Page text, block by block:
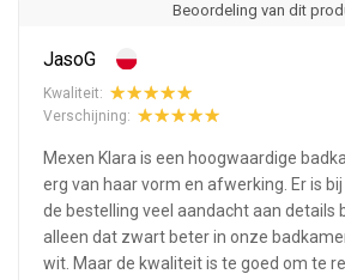
Beoordeling van dit
JasoG
Kwaliteit:
Verschijning:
Mexen Klara is een hoogwaardige
erg van haar vorm en afwerking. Er is
de bestelling veel aandacht aan details
alleen dat zwart beter in onze
wit. Maar de kwaliteit is te goed om te